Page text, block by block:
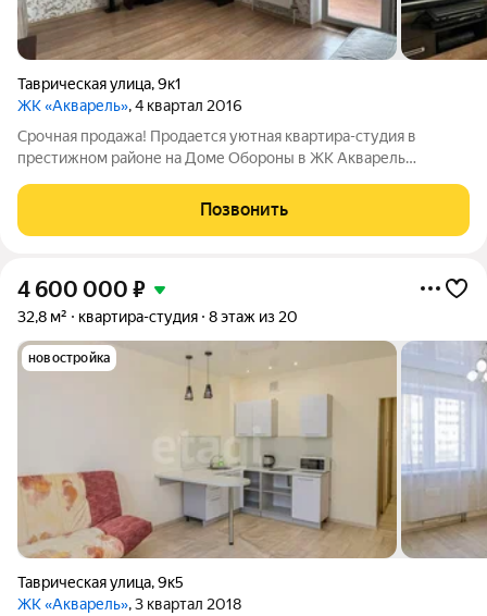
Таврическая улица,9к1
ЖК «Акварель», 4 квартал 2016
Срочная продажа! Продается уютная квартира-студия в
престижном районе на Доме Обороны в ЖК Акварель
комфортного проживания Продается с мебелью! Можно сразу
заселяться и наслаждаться новым
Позвонить
4 600 000 ₽
32,8 м² квартира-студия 8 этаж из 20
новостройка
Таврическая улица,9к5
ЖК «Акварель», 3 квартал 2018